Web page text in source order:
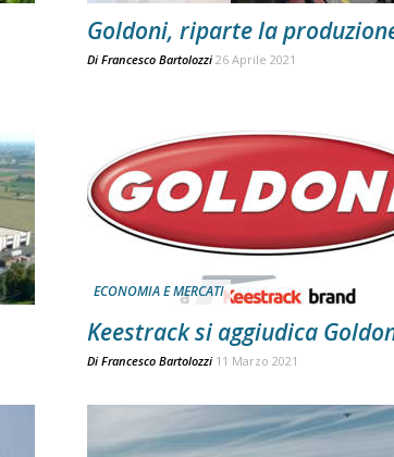
Goldoni, riparte la
Di Francesco Bartolozzi 26 Aprile 2021
ECONOMIA E MERCATI
Keestrack si aggiudica
Di Francesco Bartolozzi 11 Marzo 2021